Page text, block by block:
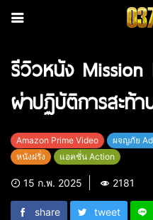
รีวิวหนัง Mission
ผ่าปฏิบัติการสะท้า
Amazon Prime Video ผจญภัย
หนังฝรั่ง
แอคชั่น Action
15 ก.พ. 2025 2181
share tweet